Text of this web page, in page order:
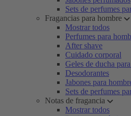
Sets de perfumes
Fragancias para hombre
Mostrar todos
Perfumes para
After shave
Cuidado corporal
Geles de ducha
Desodorantes
Jabones para
Sets de perfumes
Notas de fragancia
Mostrar todos